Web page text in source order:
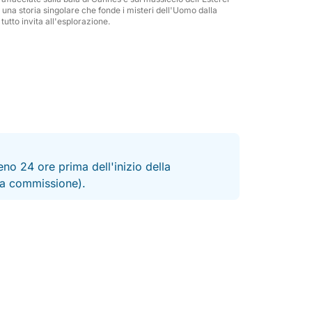
esclusiva in mare, che unisce
storia singolare che fonde i misteri dell'Uomo dalla
invita all'esplorazione.
24 ore prima dell'inizio della
commissione).